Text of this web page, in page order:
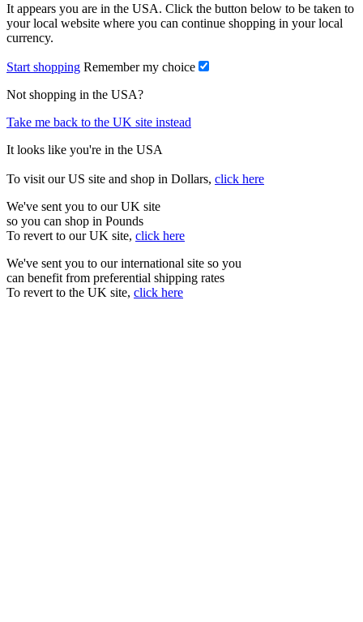
It appears you are in the USA. Click the button below to be taken to
your local website where you can continue shopping in your local
currency.
Start shopping Remember my choice
Not shopping in the USA?
Take me back to the UK site instead
It looks like you're in the USA
To visit our US site and shop in Dollars, click here
We've sent you to our UK site
so you can shop in Pounds
To revert to our UK site, click here
We've sent you to our international site so you
can benefit from preferential shipping rates
To revert to the UK site, click here